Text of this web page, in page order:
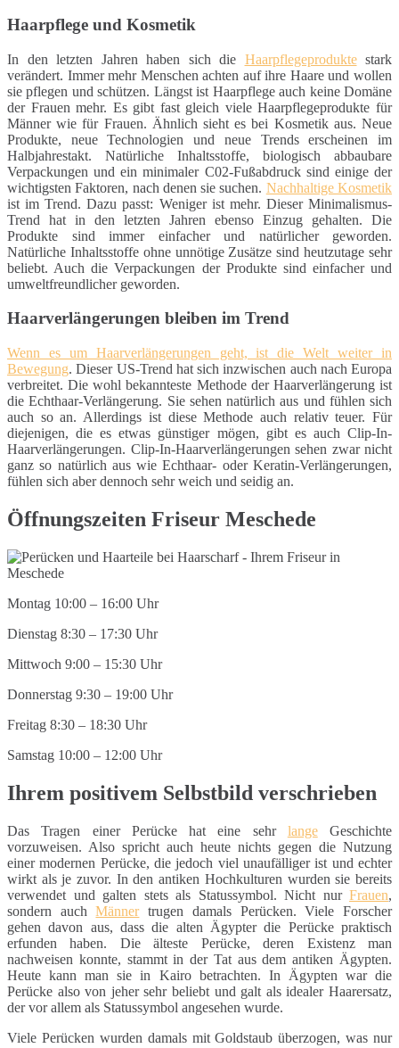
Haarpflege und Kosmetik
In den letzten Jahren haben sich die Haarpflegeproduktestark
verändert. Immer mehr Menschen achten auf ihre Haare und wollen
sie pflegen und schützen. Längst ist Haarpflege auch keine Domäne
der Frauen mehr. Es gibt fast gleich viele Haarpflegeprodukte für
Männer wie für Frauen. Ähnlich sieht es bei Kosmetik aus. Neue
Produkte, neue Technologien und neue Trends erscheinen im
Halbjahrestakt. Natürliche Inhaltsstoffe, biologisch abbaubare
Verpackungen und ein minimaler C02-Fußabdruck sind einige der
wichtigsten Faktoren, nach denen sie suchen. Nachhaltige Kosmetik
ist im Trend. Dazu passt: Weniger ist mehr. Dieser Minimalismus-
Trend hat in den letzten Jahren ebenso Einzug gehalten. Die
Produkte sind immer einfacher und natürlicher geworden.
Natürliche Inhaltsstoffe ohne unnötige Zusätze sind heutzutage sehr
beliebt. Auch die Verpackungen der Produkte sind einfacher und
umweltfreundlicher geworden.
Haarverlängerungen bleiben im Trend
Wenn es um Haarverlängerungen geht, ist die Welt weiter in
Bewegung. Dieser US-Trend hat sich inzwischen auch nach Europa
verbreitet. Die wohl bekannteste Methode der Haarverlängerung ist
die Echthaar-Verlängerung. Sie sehen natürlich aus und fühlen sich
auch so an. Allerdings ist diese Methode auch relativ teuer. Für
diejenigen, die es etwas günstiger mögen, gibt es auch Clip-In-
Haarverlängerungen. Clip-In-Haarverlängerungen sehen zwar nicht
ganz so natürlich aus wie Echthaar- oder Keratin-Verlängerungen,
fühlen sich aber dennoch sehr weich und seidig an.
Öffnungszeiten Friseur Meschede
Montag 10:00 – 16:00 Uhr
Dienstag 8:30 – 17:30 Uhr
Mittwoch 9:00 – 15:30 Uhr
Donnerstag 9:30 – 19:00 Uhr
Freitag 8:30 – 18:30 Uhr
Samstag 10:00 – 12:00 Uhr
Ihrem positivem Selbstbild verschrieben
Das Tragen einer Perücke hat eine sehr langeGeschichte
vorzuweisen. Also spricht auch heute nichts gegen die Nutzung
einer modernen Perücke, die jedoch viel unaufälliger ist und echter
wirkt als je zuvor. In den antiken Hochkulturen wurden sie bereits
verwendet und galten stets als Statussymbol. Nicht nur Frauen,
sondern auchMännertrugen damals Perücken. Viele Forscher
gehen davon aus, dass die alten Ägypter die Perücke praktisch
erfunden haben. Die älteste Perücke, deren Existenz man
nachweisen konnte, stammt in der Tat aus dem antiken Ägypten.
Heute kann man sie in Kairo betrachten. In Ägypten war die
Perücke also von jeher sehr beliebt und galt als idealer Haarersatz,
der vor allem als Statussymbol angesehen wurde.
Viele Perücken wurden damals mit Goldstaub überzogen, was nur